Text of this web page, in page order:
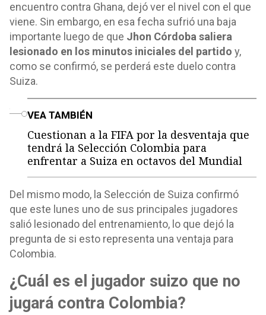
encuentro contra Ghana, dejó ver el nivel con el que
viene. Sin embargo, en esa fecha sufrió una baja
importante luego de que Jhon Córdoba saliera
lesionado en los minutos iniciales del partido y,
como se confirmó, se perderá este duelo contra
Suiza.
VEA TAMBIÉN
Cuestionan a la FIFA por la desventaja que
tendrá la Selección Colombia para
enfrentar a Suiza en octavos del Mundial
Del mismo modo, la Selección de Suiza confirmó
que este lunes uno de sus principales jugadores
salió lesionado del entrenamiento, lo que dejó la
pregunta de si esto representa una ventaja para
Colombia.
¿Cuál es el jugador suizo que no
jugará contra Colombia?